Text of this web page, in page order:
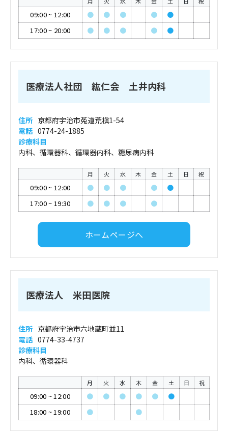
09:00~ 12:00 ● ● ● ●
●
17:00~ 20:00 ● ● ● ● ●
医療法人社団 紘仁会 土井内科
住所 京都府宇治市菟道荒槇1-54
電話 0774-24-1885
診療科目
内科、循環器科、循環器内科、糖尿病内科
月 火 水 木 金 土 日 祝
09:00~ 12:00 ● ● ● ●
●
17:00~ 19:30 ● ● ● ●
ホームページへ
医療法人 米田医院
住所 京都府宇治市六地蔵町並11
電話 0774-33-4737
診療科目
内科、循環器科
月 火 水 木 金 土 日 祝
09:00 ~12:00 ● ● ● ● ●
●
18:00 ~19:00 ● ●